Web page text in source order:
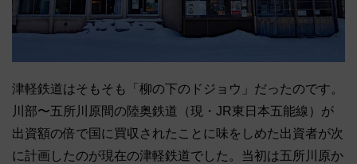
津軽鉄道はそもそも「柳の下のドジョウ」だったのです。
川部〜五所川原間の陸奥鉄道（現・JR東日本五能線）が
出資額の倍で国に買収されたことに味をしめた出資者が次
に計画したのが現在の津軽鉄道でした。当初は五所川原か